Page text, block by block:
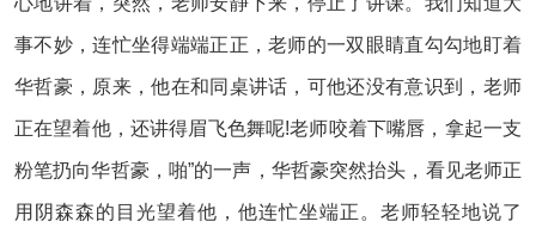
事不妙，连忙坐得端端正正，老师的一双眼睛直勾勾地盯着
华哲豪，原来，他在和同桌讲话，可他还没有意识到，老师
正在望着他，还讲得眉飞色舞呢!老师咬着下嘴唇，拿起一支
粉笔扔向华哲豪，啪”的一声，华哲豪突然抬头，看见老师正
用阴森森的目光望着他，他连忙坐端正。老师轻轻地说了